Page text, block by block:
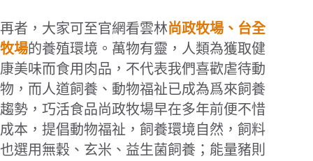
再者，大家可至官網看雲林尚政牧場、台全
牧場的養殖環境。萬物有靈，人類為獲取健
康美味而食用肉品，不代表我們喜歡虐待動
物，而人道飼養、動物福祉已成為爲來飼養
趨勢，巧活食品尚政牧場早在多年前便不惜
成本，提倡動物福祉，飼養環境自然，飼料
也選用無穀、玄米、益生菌飼養；能量豬則